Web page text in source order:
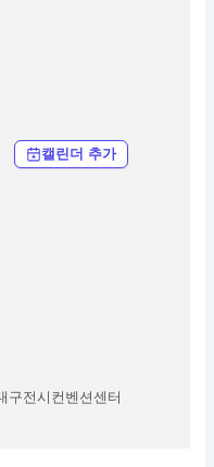
캘린더 추가
구전시컨벤션센터